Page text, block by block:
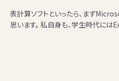
表計算ソフトといったら、まず
思います。 私自身も、学生時代にはExcelしか使ったことがありません